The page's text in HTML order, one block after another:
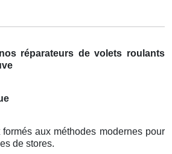
réparateurs de volets roulants
aux méthodes modernes pour
de stores.